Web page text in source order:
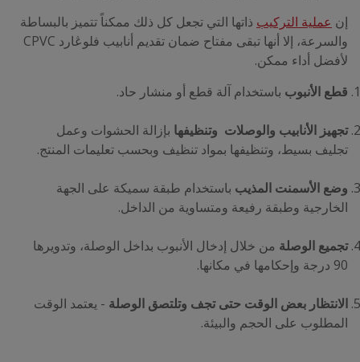
إن عملية التركيب ذاتها التي تجعل كل ذلك ممكناً تتميز بالبساطة
والسرعة، إلا أنها تبقى مفتاح ضمان تقديم أنابيب فلوڠارد CPVC
لأفضل أداء ممكن.
قطع الأنبوب باستخدام آلة قطع أو منشار حاد.
تجهيز الأنابيب والوصلات وتنظيفها بإزالة الحشوات وعمل
تجليف بسيط، وتنظيفها بمواد تنظيف وبحسب تعليمات المنتج.
وضع الأسمنت المذيب باستخدام طبقة سميكة على الجهة
الخارجية وطبقة رفيعة ومتساوية من الداخل.
تجميع الوصلة من خلال إدخال الأنبوب بداخل الوصلة، وتدويرها
90 درجة وإحكامها في مكانها.
الانتظار بعض الوقت حتى تجف وتلتصق الوصلة - يعتمد الوقت
المطلوب على الحجم والبيئة.